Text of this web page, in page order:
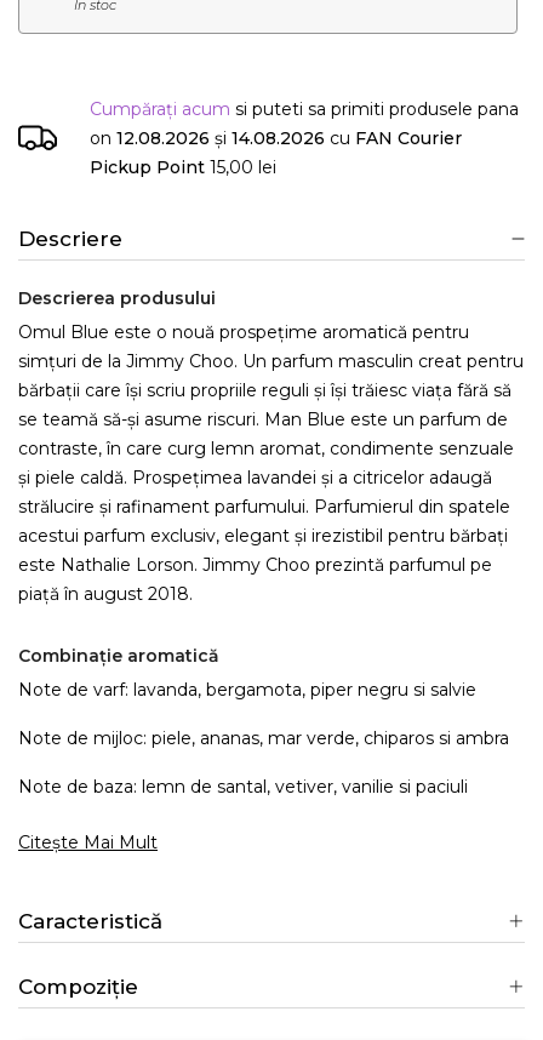
În stoc
Cumpărați acum si puteti sa primiti produsele pana
on 12.08.2026 și 14.08.2026 cu FAN Courier
Pickup Point 15,00 lei
Descriere
Descrierea produsului
Omul Blue este o nouă prospețime aromatică pentru
simțuri de la Jimmy Choo. Un parfum masculin creat pentru
bărbații care își scriu propriile reguli și își trăiesc viața fără să
se teamă să-și asume riscuri. Man Blue este un parfum de
contraste, în care curg lemn aromat, condimente senzuale
și piele caldă. Prospețimea lavandei și a citricelor adaugă
strălucire și rafinament parfumului. Parfumierul din spatele
acestui parfum exclusiv, elegant și irezistibil pentru bărbați
este Nathalie Lorson. Jimmy Choo prezintă parfumul pe
piață în august 2018.
Combinație aromatică
Note de varf: lavanda, bergamota, piper negru si salvie
Note de mijloc: piele, ananas, mar verde, chiparos si ambra
Note de baza: lemn de santal, vetiver, vanilie si paciuli
Citește Mai Mult
Caracteristică
Compoziție